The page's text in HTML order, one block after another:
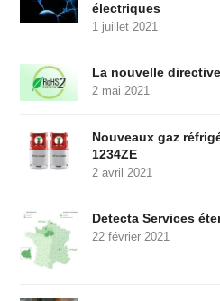
électriques
1 juillet 2021
La nouvelle
2 mai 2021
Nouveaux gaz
1234ZE
2 avril 2021
Detecta Services
22 février 2021